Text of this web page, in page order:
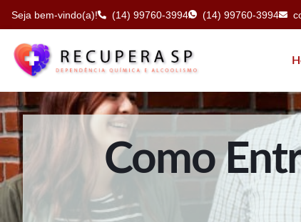
Seja bem-vindo(a)! (14) 99760-3994 (14) 99760-3994
Como